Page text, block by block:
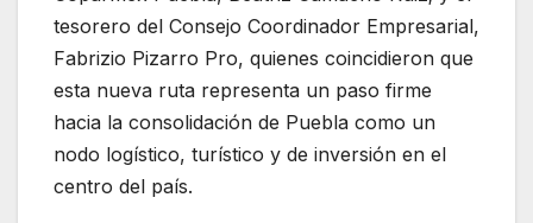
tesorero del Consejo Coordinador Empresarial,
Fabrizio Pizarro Pro, quienes coincidieron que
esta nueva ruta representa un paso firme
hacia la consolidación de Puebla como un
nodo logístico, turístico y de inversión en el
centro del país.